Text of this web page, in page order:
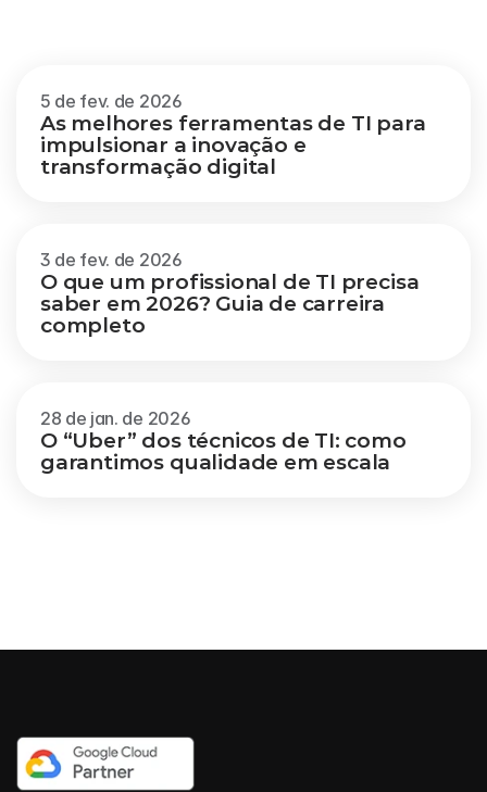
5 de fev. de 2026
As melhores ferramentas de TI para
impulsionar a inovação e
transformação digital
3 de fev. de 2026
O que um profissional de TI precisa
saber em 2026? Guia de carreira
completo
28 de jan. de 2026
O “Uber” dos técnicos de TI: como
garantimos qualidade em escala